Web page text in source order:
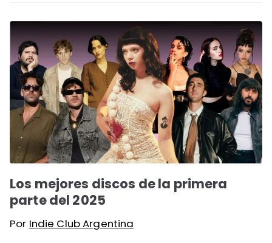
Los mejores discos de la primera
parte del 2025
Por Indie Club Argentina